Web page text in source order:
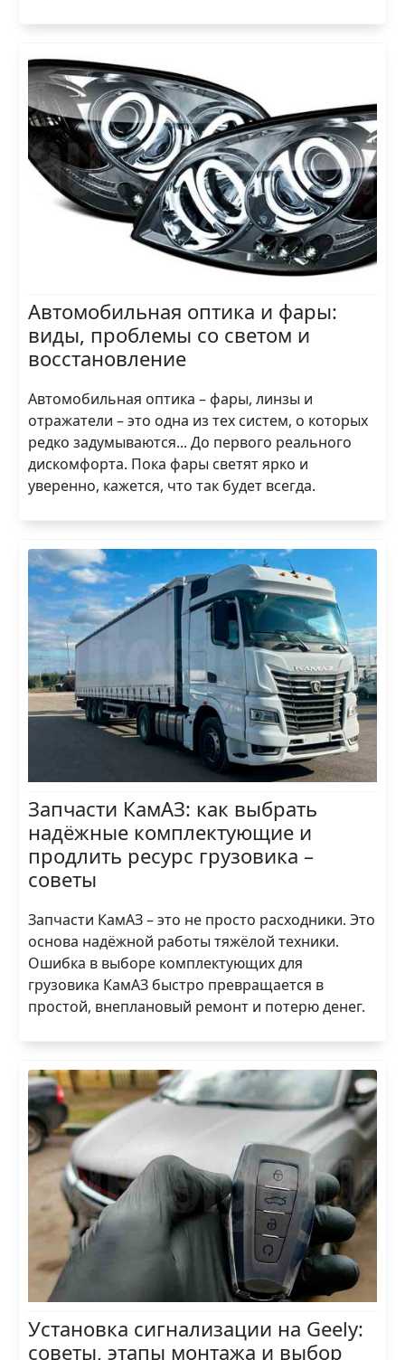
Автомобильная оптика и фары:
виды, проблемы со светом и
восстановление
Автомобильная оптика – фары, линзы и
отражатели – это одна из тех систем, о которых
редко задумываются... До первого реального
дискомфорта. Пока фары светят ярко и
уверенно, кажется, что так будет всегда.
Запчасти КамАЗ: как выбрать
надёжные комплектующие и
продлить ресурс грузовика –
советы
Запчасти КамАЗ – это не просто расходники. Это
основа надёжной работы тяжёлой техники.
Ошибка в выборе комплектующих для
грузовика КамАЗ быстро превращается в
простой, внеплановый ремонт и потерю денег.
Установка сигнализации на Geely:
советы, этапы монтажа и выбор